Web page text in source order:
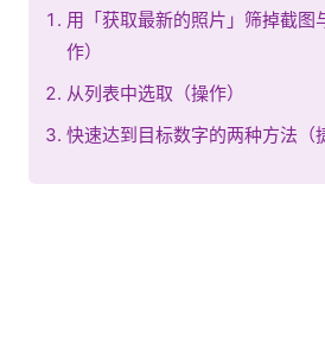
用「获取最新的照片」筛掉截图
作）
从列表中选取（操作）
快速达到目标数字的两种方法（